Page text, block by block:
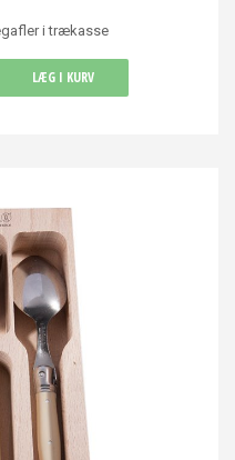
i trækasse
LÆG I KURV